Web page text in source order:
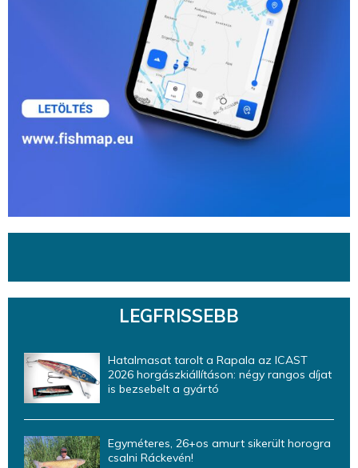
LEGFRISSEBB
Hatalmasat tarolt a Rapala az ICAST
2026 horgászkiállításon: négy rangos díjat
is bezsebelt a gyártó
Egyméteres, 26+os amurt sikerült horogra
csalni Ráckevén!